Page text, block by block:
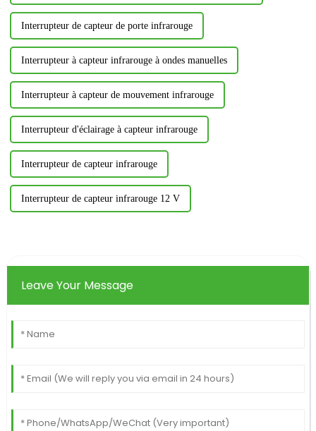
Interrupteur de capteur de porte infrarouge
Interrupteur à capteur infrarouge à ondes manuelles
Interrupteur à capteur de mouvement infrarouge
Interrupteur d'éclairage à capteur infrarouge
Interrupteur de capteur infrarouge
Interrupteur de capteur infrarouge 12 V
Leave Your Message